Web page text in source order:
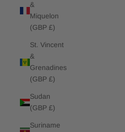
&
Miquelon
(GBP £)
St. Vincent
&
Grenadines
(GBP £)
Sudan
(GBP £)
Suriname